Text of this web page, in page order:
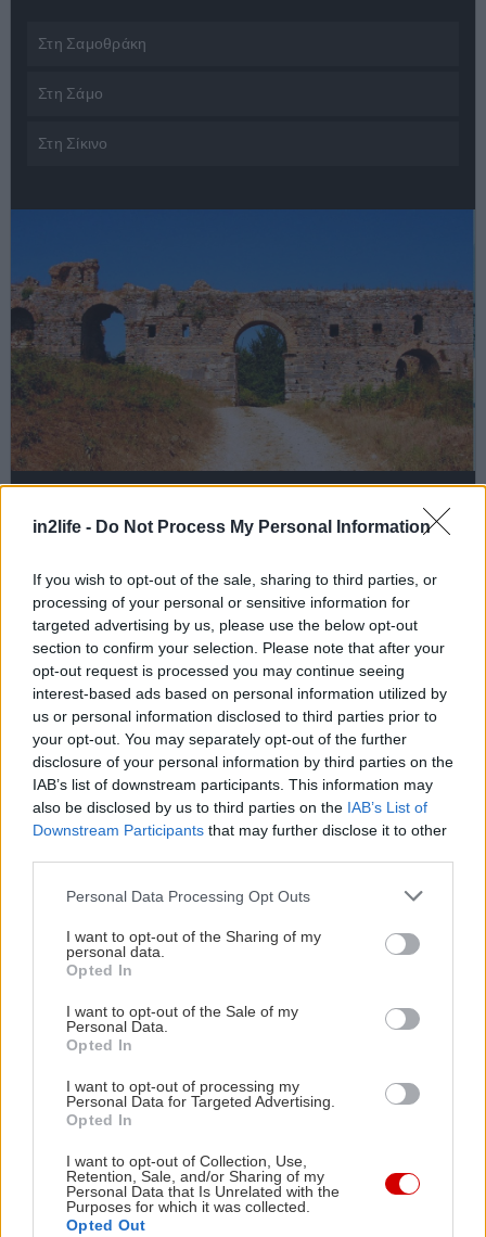
in2life - Do Not Process My Personal Information
If you wish to opt-out of the sale, sharing to third parties, or
processing of your personal or sensitive information for
targeted advertising by us, please use the below opt-out
section to confirm your selection. Please note that after your
opt-out request is processed you may continue seeing
interest-based ads based on personal information utilized by
us or personal information disclosed to third parties prior to
your opt-out. You may separately opt-out of the further
disclosure of your personal information by third parties on the
IAB’s list of downstream participants. This information may
also be disclosed by us to third parties on the IAB’s List of
Downstream Participants that may further disclose it to other
Please note that this website/app uses one or more Google
not limited to your visit or usage behaviour. You may click to
grant or deny consent to Google and its third-party tags to
use your data for below specified purposes in below Google
consent section.
Personal Data Processing Opt Outs
I want to opt-out of the Sharing of my
personal data.
Opted In
I want to opt-out of the Sale of my
Personal Data.
Opted In
I want to opt-out of processing my
Personal Data for Targeted Advertising.
Opted In
I want to opt-out of Collection, Use,
Retention, Sale, and/or Sharing of my
Personal Data that Is Unrelated with the
Purposes for which it was collected.
Opted Out
για...